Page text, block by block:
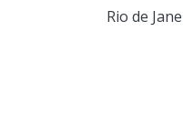
Rio de